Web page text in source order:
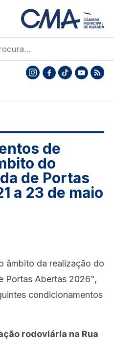
de
do
de Portas
a 23 de maio
âmbito da realização do
Portas Abertas 2026",
condicionamentos
rodoviária na Rua